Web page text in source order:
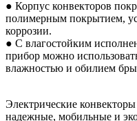
● Корпус конвекторов
полимерным покрытием,
коррозии.
● С влагостойким
прибор можно
влажностью и обилием
Электрические
надежные, мобильные и